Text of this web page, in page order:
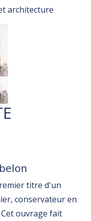
architecture
titre d'un
conservateur en
ouvrage fait